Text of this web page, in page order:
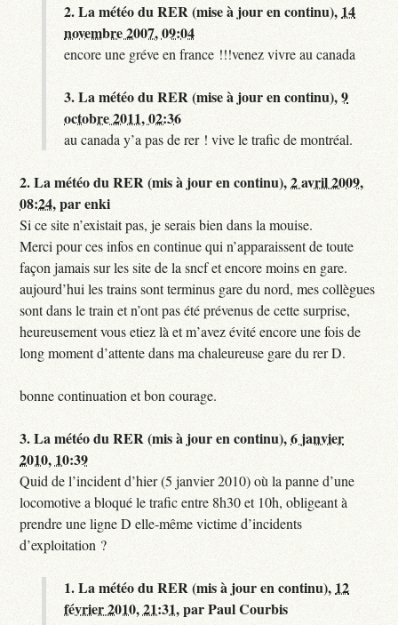
2.La météo du RER (mise à jour en continu), 14
novembre 2007, 09:04
encore une gréve en france !!!venez vivre au canada
3.La météo du RER (mise à jour en continu),9
octobre 2011, 02:36
au canada y’a pas de rer ! vive le trafic de montréal.
2.La météo du RER (mis à jour en continu),2 avril 2009,
08:24,parenki
Si ce site n’existait pas, je serais bien dans la mouise.
Merci pour ces infos en continue qui n’apparaissent de toute
façon jamais sur les site de la sncf et encore moins en gare.
aujourd’hui les trains sont terminus gare du nord, mes collègues
sont dans le train et n’ont pas été prévenus de cette surprise,
heureusement vous etiez là et m’avez évité encore une fois de
long moment d’attente dans ma chaleureuse gare du rer D.
bonne continuation et bon courage.
3.La météo du RER (mis à jour en continu),6 janvier
2010, 10:39
Quid de l’incident d’hier (5 janvier 2010) où la panne d’une
locomotive a bloqué le trafic entre 8h30 et 10h, obligeant à
prendre une ligne D elle-même victime d’incidents
d’exploitation ?
1.La météo du RER (mis à jour en continu), 12
février 2010, 21:31,parPaul Courbis